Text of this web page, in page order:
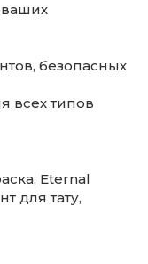
ваших
безопасных
всех типов
Eternal
для тату,